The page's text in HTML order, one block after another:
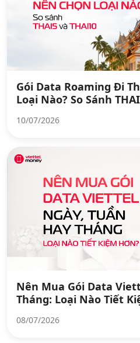
Gói Data Roaming Đi
Loại Nào? So Sánh
10/07/2026
Nên Mua Gói Data
Tháng: Loại Nào Tiết
08/07/2026